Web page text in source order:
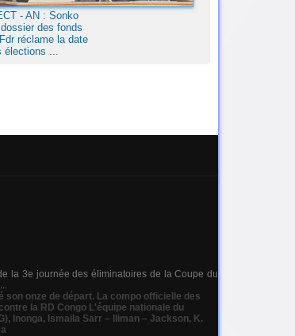
- AN : Sonko
des fonds
réclame la date
élections ...
la 3e journée des éliminatoires de la Coupe du
son onze de départ. La compo officielle des
la RD Congo L'équipe nationale du
, Inonga, Ismaila Sarr – Iliman – Jackson, K.